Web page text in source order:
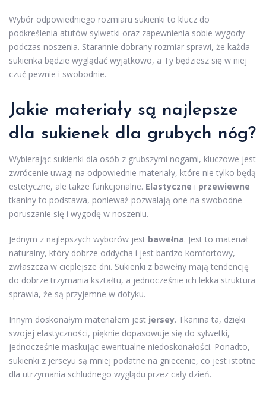
Wybór odpowiedniego rozmiaru sukienki to klucz do
podkreślenia atutów sylwetki oraz zapewnienia sobie wygody
podczas noszenia. Starannie dobrany rozmiar sprawi, że każda
sukienka będzie wyglądać wyjątkowo, a Ty będziesz się w niej
czuć pewnie i swobodnie.
Jakie materiały są najlepsze
dla sukienek dla grubych nóg?
Wybierając sukienki dla osób z grubszymi nogami, kluczowe jest
zwrócenie uwagi na odpowiednie materiały, które nie tylko będą
estetyczne, ale także funkcjonalne. Elastyczne i przewiewne
tkaniny to podstawa, ponieważ pozwalają one na swobodne
poruszanie się i wygodę w noszeniu.
Jednym z najlepszych wyborów jest bawełna. Jest to materiał
naturalny, który dobrze oddycha i jest bardzo komfortowy,
zwłaszcza w cieplejsze dni. Sukienki z bawełny mają tendencję
do dobrze trzymania kształtu, a jednocześnie ich lekka struktura
sprawia, że są przyjemne w dotyku.
Innym doskonałym materiałem jest jersey. Tkanina ta, dzięki
swojej elastyczności, pięknie dopasowuje się do sylwetki,
jednocześnie maskując ewentualne niedoskonałości. Ponadto,
sukienki z jerseyu są mniej podatne na gniecenie, co jest istotne
dla utrzymania schludnego wyglądu przez cały dzień.